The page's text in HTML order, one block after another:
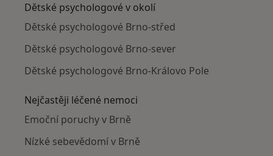
Dětské psychologové v okolí
Dětské psychologové Brno-střed
Dětské psychologové Brno-sever
Dětské psychologové Brno-Královo Pole
Nejčastěji léčené nemoci
Emoční poruchy v Brně
Nízké sebevědomí v Brně